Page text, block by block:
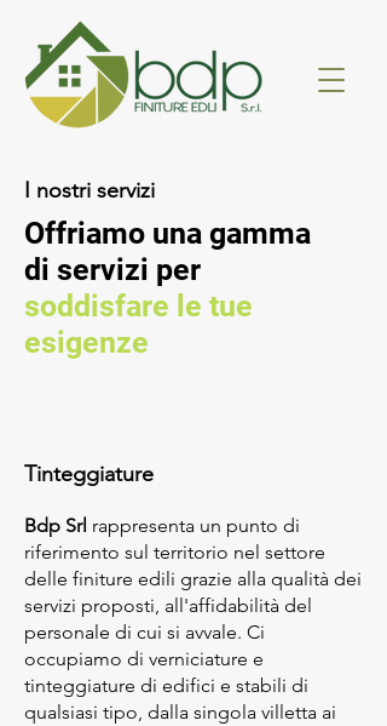
I nostri servizi
Offriamo una gamma
di servizi per
soddisfare le tue
esigenze
Tinteggiature
Bdp Srl rappresenta un punto di
riferimento sul territorio nel settore
delle finiture edili grazie alla qualità dei
servizi proposti, all'affidabilità del
personale di cui si avvale. Ci
occupiamo di verniciature e
tinteggiature di edifici e stabili di
qualsiasi tipo, dalla singola villetta ai